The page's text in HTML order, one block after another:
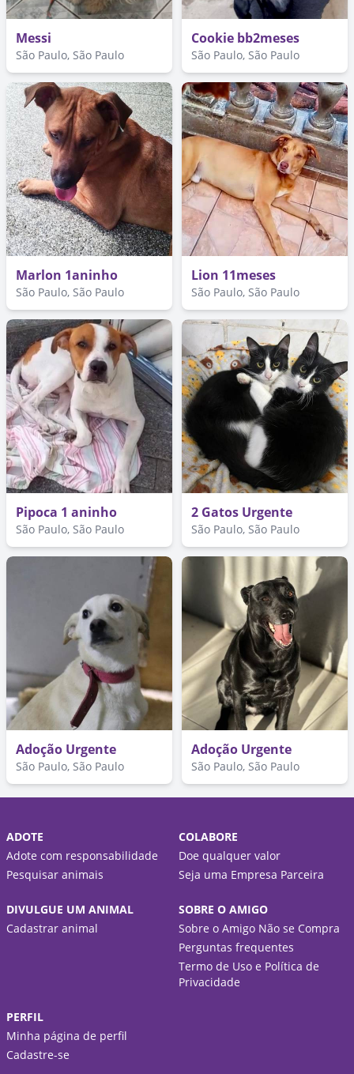
Messi
São Paulo, São Paulo
Cookie bb2meses
São Paulo, São Paulo
Marlon 1aninho
São Paulo, São Paulo
Lion 11meses
São Paulo, São Paulo
Pipoca 1 aninho
São Paulo, São Paulo
2 Gatos Urgente
São Paulo, São Paulo
Adoção Urgente
São Paulo, São Paulo
Adoção Urgente
São Paulo, São Paulo
ADOTE
Adote com responsabilidade
Pesquisar animais
COLABORE
Doe qualquer valor
Seja uma Empresa Parceira
DIVULGUE UM ANIMAL
Cadastrar animal
SOBRE O AMIGO
Sobre o Amigo Não se Compra
Perguntas frequentes
Termo de Uso e Política de
Privacidade
PERFIL
Minha página de perfil
Cadastre-se